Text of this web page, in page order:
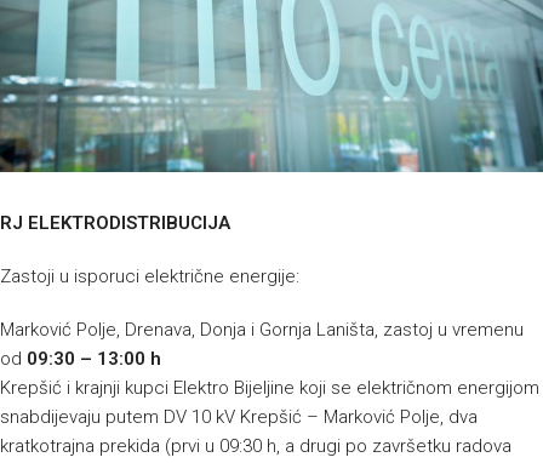
RJ ELEKTRODISTRIBUCIJA
Zastoji u isporuci električne energije:
Marković Polje, Drenava, Donja i Gornja Laništa, zastoj u vremenu
od 09:30 – 13:00 h
Krepšić i krajnji kupci Elektro Bijeljine koji se električnom energijom
snabdijevaju putem DV 10 kV Krepšić – Marković Polje, dva
kratkotrajna prekida (prvi u 09:30 h, a drugi po završetku radova